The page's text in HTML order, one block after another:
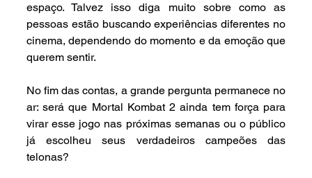
espaço. Talvez isso diga muito sobre como as
pessoas estão buscando experiências diferentes no
cinema, dependendo do momento e da emoção que
querem sentir.
No fim das contas, a grande pergunta permanece no
ar: será que Mortal Kombat 2 ainda tem força para
virar esse jogo nas próximas semanas ou o público
já escolheu seus verdadeiros campeões das
telonas?